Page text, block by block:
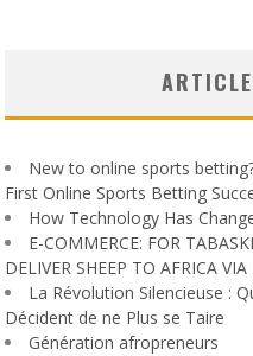
New to online sports
First Online Sports Betting
How Technology Has
E-COMMERCE: FOR
DELIVER SHEEP TO AFRICA
La Révolution Silencieuse :
Décident de ne Plus se Taire
Génération afropreneurs